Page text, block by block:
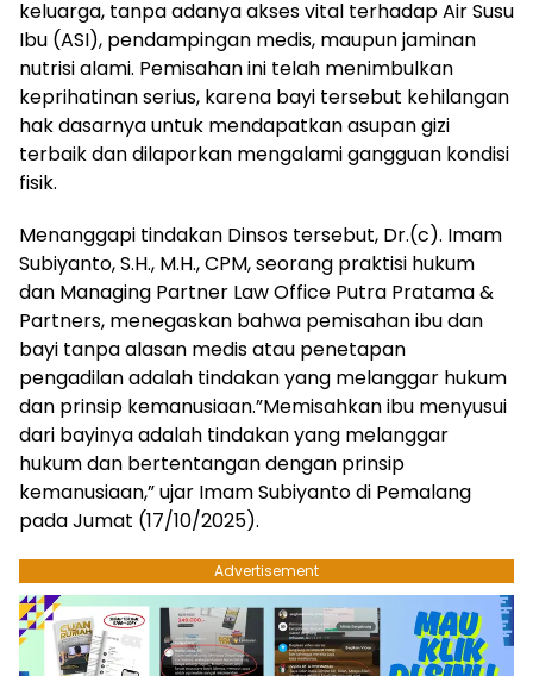
keluarga, tanpa adanya akses vital terhadap Air Susu
Ibu (ASI), pendampingan medis, maupun jaminan
nutrisi alami. Pemisahan ini telah menimbulkan
keprihatinan serius, karena bayi tersebut kehilangan
hak dasarnya untuk mendapatkan asupan gizi
terbaik dan dilaporkan mengalami gangguan kondisi
fisik.
Menanggapi tindakan Dinsos tersebut, Dr.(c). Imam
Subiyanto, S.H., M.H., CPM, seorang praktisi hukum
dan Managing Partner Law Office Putra Pratama &
Partners, menegaskan bahwa pemisahan ibu dan
bayi tanpa alasan medis atau penetapan
pengadilan adalah tindakan yang melanggar hukum
dan prinsip kemanusiaan.”Memisahkan ibu menyusui
dari bayinya adalah tindakan yang melanggar
hukum dan bertentangan dengan prinsip
kemanusiaan,” ujar Imam Subiyanto di Pemalang
pada Jumat (17/10/2025).
Advertisement